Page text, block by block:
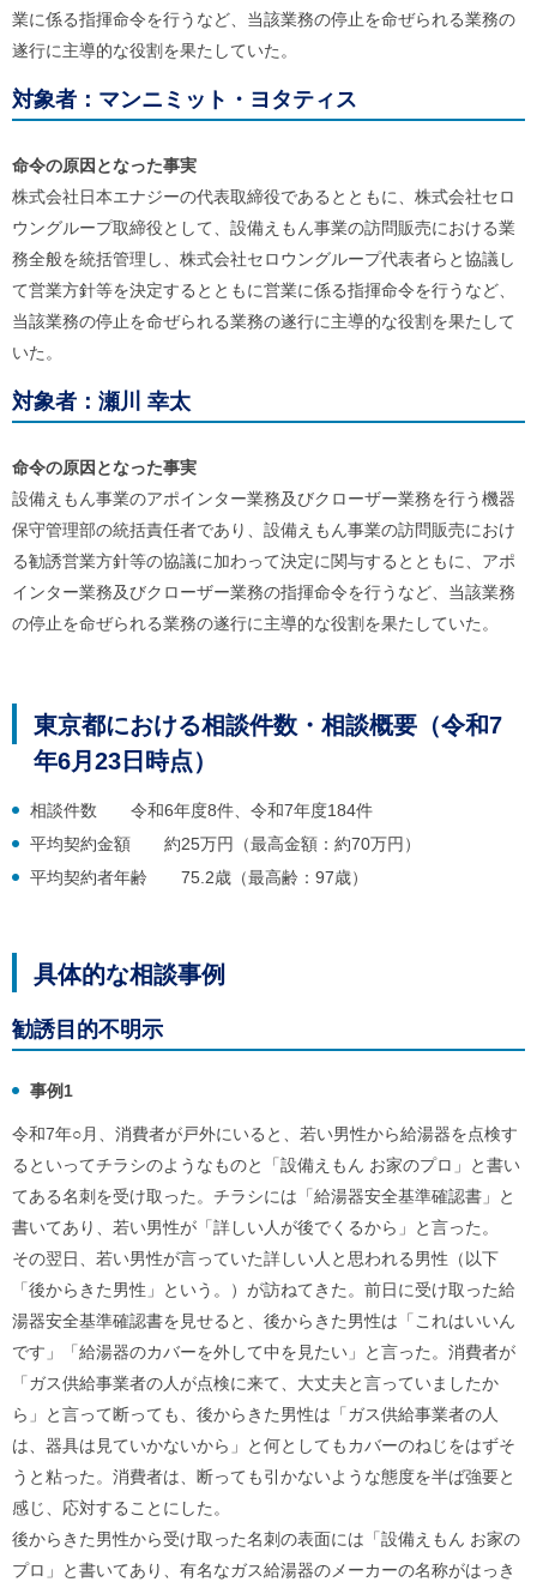
業に係る指揮命令を行うなど、当該業務の停止を命ぜられる業務の
遂行に主導的な役割を果たしていた。
対象者：マンニミット・ヨタティス
命令の原因となった事実
株式会社日本エナジーの代表取締役であるとともに、株式会社セロ
ウングループ取締役として、設備えもん事業の訪問販売における業
務全般を統括管理し、株式会社セロウングループ代表者らと協議し
て営業方針等を決定するとともに営業に係る指揮命令を行うなど、
当該業務の停止を命ぜられる業務の遂行に主導的な役割を果たして
いた。
対象者：瀬川 幸太
命令の原因となった事実
設備えもん事業のアポインター業務及びクローザー業務を行う機器
保守管理部の統括責任者であり、設備えもん事業の訪問販売におけ
る勧誘営業方針等の協議に加わって決定に関与するとともに、アポ
インター業務及びクローザー業務の指揮命令を行うなど、当該業務
の停止を命ぜられる業務の遂行に主導的な役割を果たしていた。
東京都における相談件数・相談概要（令和7
年6月23日時点）
相談件数 令和6年度8件、令和7年度184件
平均契約金額 約25万円（最高金額：約70万円）
平均契約者年齢 75.2歳（最高齢：97歳）
具体的な相談事例
勧誘目的不明示
事例1
令和7年○月、消費者が戸外にいると、若い男性から給湯器を点検す
るといってチラシのようなものと「設備えもん お家のプロ」と書い
てある名刺を受け取った。チラシには「給湯器安全基準確認書」と
書いてあり、若い男性が「詳しい人が後でくるから」と言った。
その翌日、若い男性が言っていた詳しい人と思われる男性（以下
「後からきた男性」という。）が訪ねてきた。前日に受け取った給
湯器安全基準確認書を見せると、後からきた男性は「これはいいん
です」「給湯器のカバーを外して中を見たい」と言った。消費者が
「ガス供給事業者の人が点検に来て、大丈夫と言っていましたか
ら」と言って断っても、後からきた男性は「ガス供給事業者の人
は、器具は見ていかないから」と何としてもカバーのねじをはずそ
うと粘った。消費者は、断っても引かないような態度を半ば強要と
感じ、応対することにした。
後からきた男性から受け取った名刺の表面には「設備えもん お家の
プロ」と書いてあり、有名なガス給湯器のメーカーの名称がはっき